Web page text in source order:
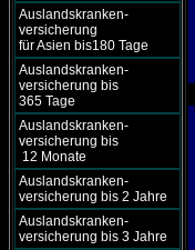
Auslandskranken-
versicherung
für Asien bis180 Tage
Auslandskranken-
versicherung bis
365 Tage
Auslandskranken-
versicherung bis
12 Monate
Auslandskranken-
versicherung bis 2 Jahre
Auslandskranken-
versicherung bis 3 Jahre